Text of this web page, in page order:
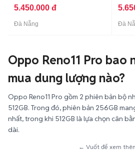
5.450.000 đ
Đà Nẵng Đà
Oppo Reno11 Pro bao
mua dung lượng nào?
Oppo Reno11 Pro gồm 2 phiên bản bộ
512GB. Trong đó, phiên bản 256GB
nhất, trong khi 512GB là lựa chọn cân
dài.
← Vuốt để xem